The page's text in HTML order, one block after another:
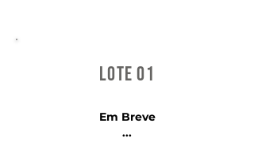
Lote 01
Em Breve
...